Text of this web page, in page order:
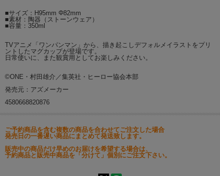
■サイズ：H95mm Φ82mm
■素材：陶器（ストーンウェア）
■容量：350ml
TVアニメ「ワンパンマン」から、描き起こしデフォルメイラストをプリ
ントしたマグカップが登場です。
日常使いに、また観賞用としてお楽しみください。
©ONE・村田雄介／集英社・ヒーロー協会本部
発売元：アズメーカー
4580668820876
ご予約商品を含む複数の商品を合わせてご注文した場合
発売日の一番遅い商品にまとめて発送致します。
販売中の商品だけ早めのお届けを希望する場合は、
予約商品と販売中商品を「分けて」個別にご注文下さい。